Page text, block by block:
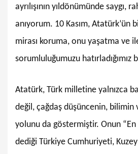
ayrılışının yıldönümünde saygı,
anıyorum. 10 Kasım, Atatürk’ün
mirası koruma, onu yaşatma ve
sorumluluğumuzu hatırladığımız
Atatürk, Türk milletine yalnızca
değil, çağdaş düşüncenin, bilimin
yolunu da göstermiştir. Onun
dediği Türkiye Cumhuriyeti, Kuzey